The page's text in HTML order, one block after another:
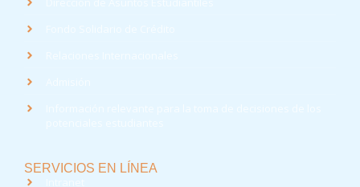
SERVICIOS EN LÍNEA